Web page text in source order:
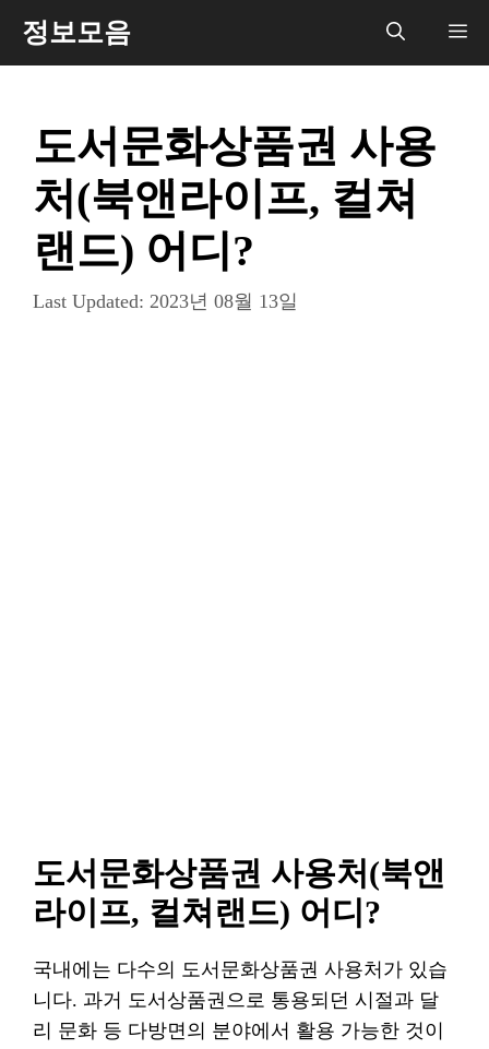
정보모음 메
도서문화상품권 사용
처(북앤라이프, 컬쳐
랜드) 어디?
Last Updated: 2023년 08월 13일
도서문화상품권 사용처(북앤
라이프, 컬쳐랜드) 어디?
국내에는 다수의 도서문화상품권 사용처가 있습
니다. 과거 도서상품권으로 통용되던 시절과 달
리 문화 등 다방면의 분야에서 활용 가능한 것이